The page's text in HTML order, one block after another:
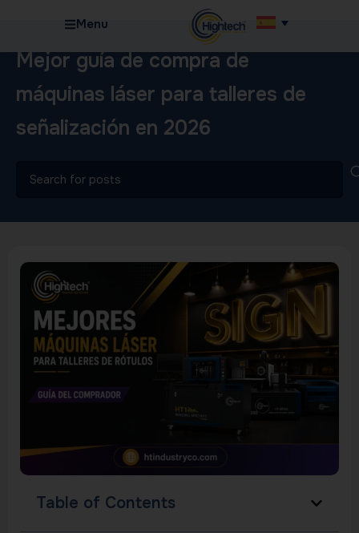
Menu
Mejor guía de compra de
máquinas láser para talleres de
señalización en 2026
Table of Contents